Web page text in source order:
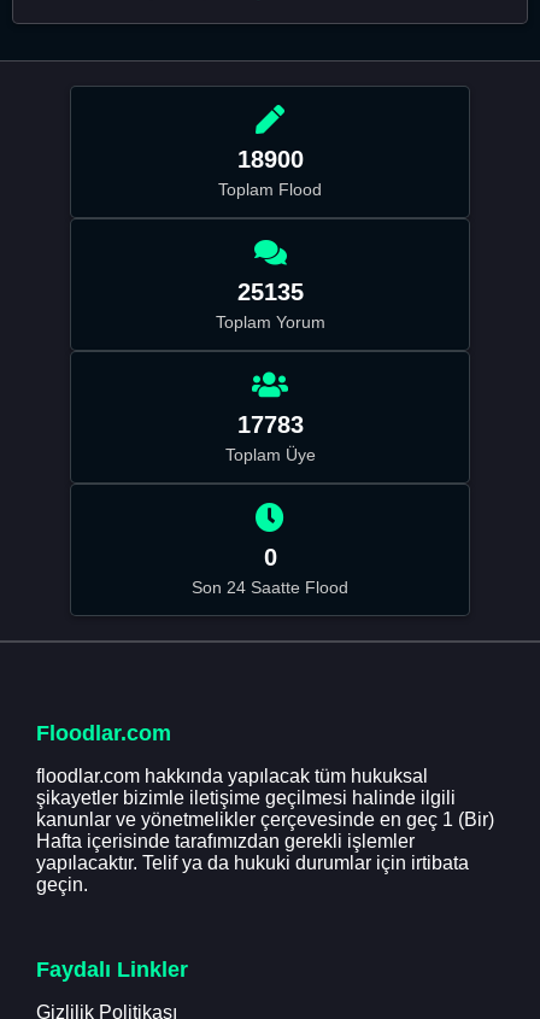
18900
Toplam Flood
25135
Toplam Yorum
17783
Toplam Üye
0
Son 24 Saatte Flood
Floodlar.com
floodlar.com hakkında yapılacak tüm hukuksal
şikayetler bizimle iletişime geçilmesi halinde ilgili
kanunlar ve yönetmelikler çerçevesinde en geç 1 (Bir)
Hafta içerisinde tarafımızdan gerekli işlemler
yapılacaktır. Telif ya da hukuki durumlar için irtibata
geçin.
Faydalı Linkler
Gizlilik Politikası